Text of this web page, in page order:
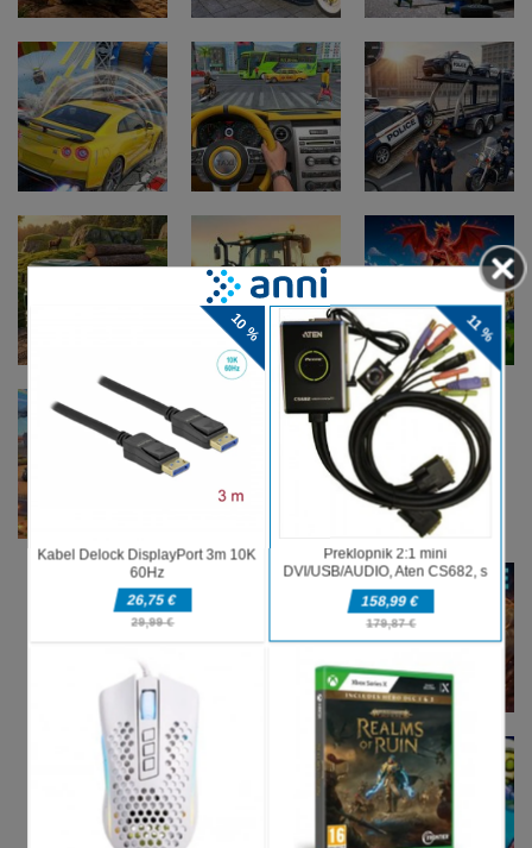
Pustolovske
igre
Offroad Jeep
Simulation
Pustolovske
igre
Tuk Tuk Auto
Rikshaw
Pustolovske
igre
Oil Tanker
Game
Pustolovske
igre
Pustolovske
igre
Taxi Parking
Driving
Pustolovske
igre
Police
Game
Pustolovske
Offroad Truck
Pustolovske
Farming
Simulation
Game
Pustolovske
igre
Evolution
Arena Battle
Royale
Pustolovske
igre
Hero Monster
Pustolovske
Kim Jong Un
Backrooms
Pustolovske
igre
Tunnel Escape